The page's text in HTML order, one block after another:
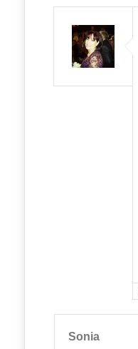
Sonia